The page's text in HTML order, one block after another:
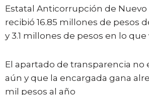
Estatal Anticorrupción de Nuevo
recibió 16.85 millones de pesos
y 3.1 millones de pesos en lo que
El apartado de transparencia no
aún y que la encargada gana
mil pesos al año